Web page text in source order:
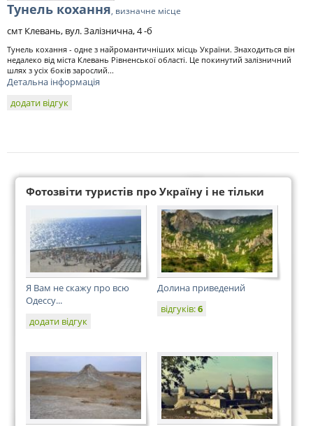
Тунель кохання, визначне місце
смт Клевань, вул. Залізнична, 4 -б
Тунель кохання - одне з найромантичніших місць України. Знаходиться він
недалеко від міста Клевань Рівненської області. Це покинутий залізничний
шлях з усіх боків зарослий...
Детальна інформація
додати відгук
Фотозвіти туристів про Україну і не тільки
Я Вам не скажу про всю
Одессу...
додати відгук
Долина приведений
відгуків:6